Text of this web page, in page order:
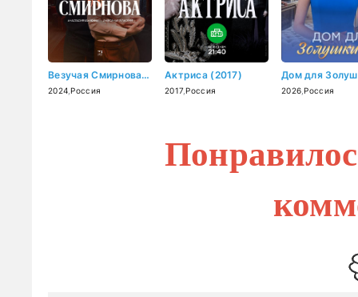
Везучая Смирнова (2024)
2024 ,Россия
Актриса (2017)
2017 ,Россия 2026 ,Россия